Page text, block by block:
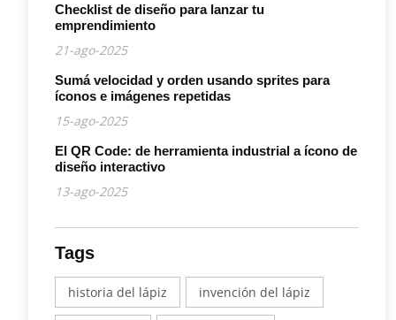
Checklist de diseño para lanzar tu
emprendimiento
21-ago-2025
Sumá velocidad y orden usando sprites para
íconos e imágenes repetidas
15-ago-2025
El QR Code: de herramienta industrial a ícono de
diseño interactivo
13-ago-2025
Tags
historia del lápiz invención del lápiz